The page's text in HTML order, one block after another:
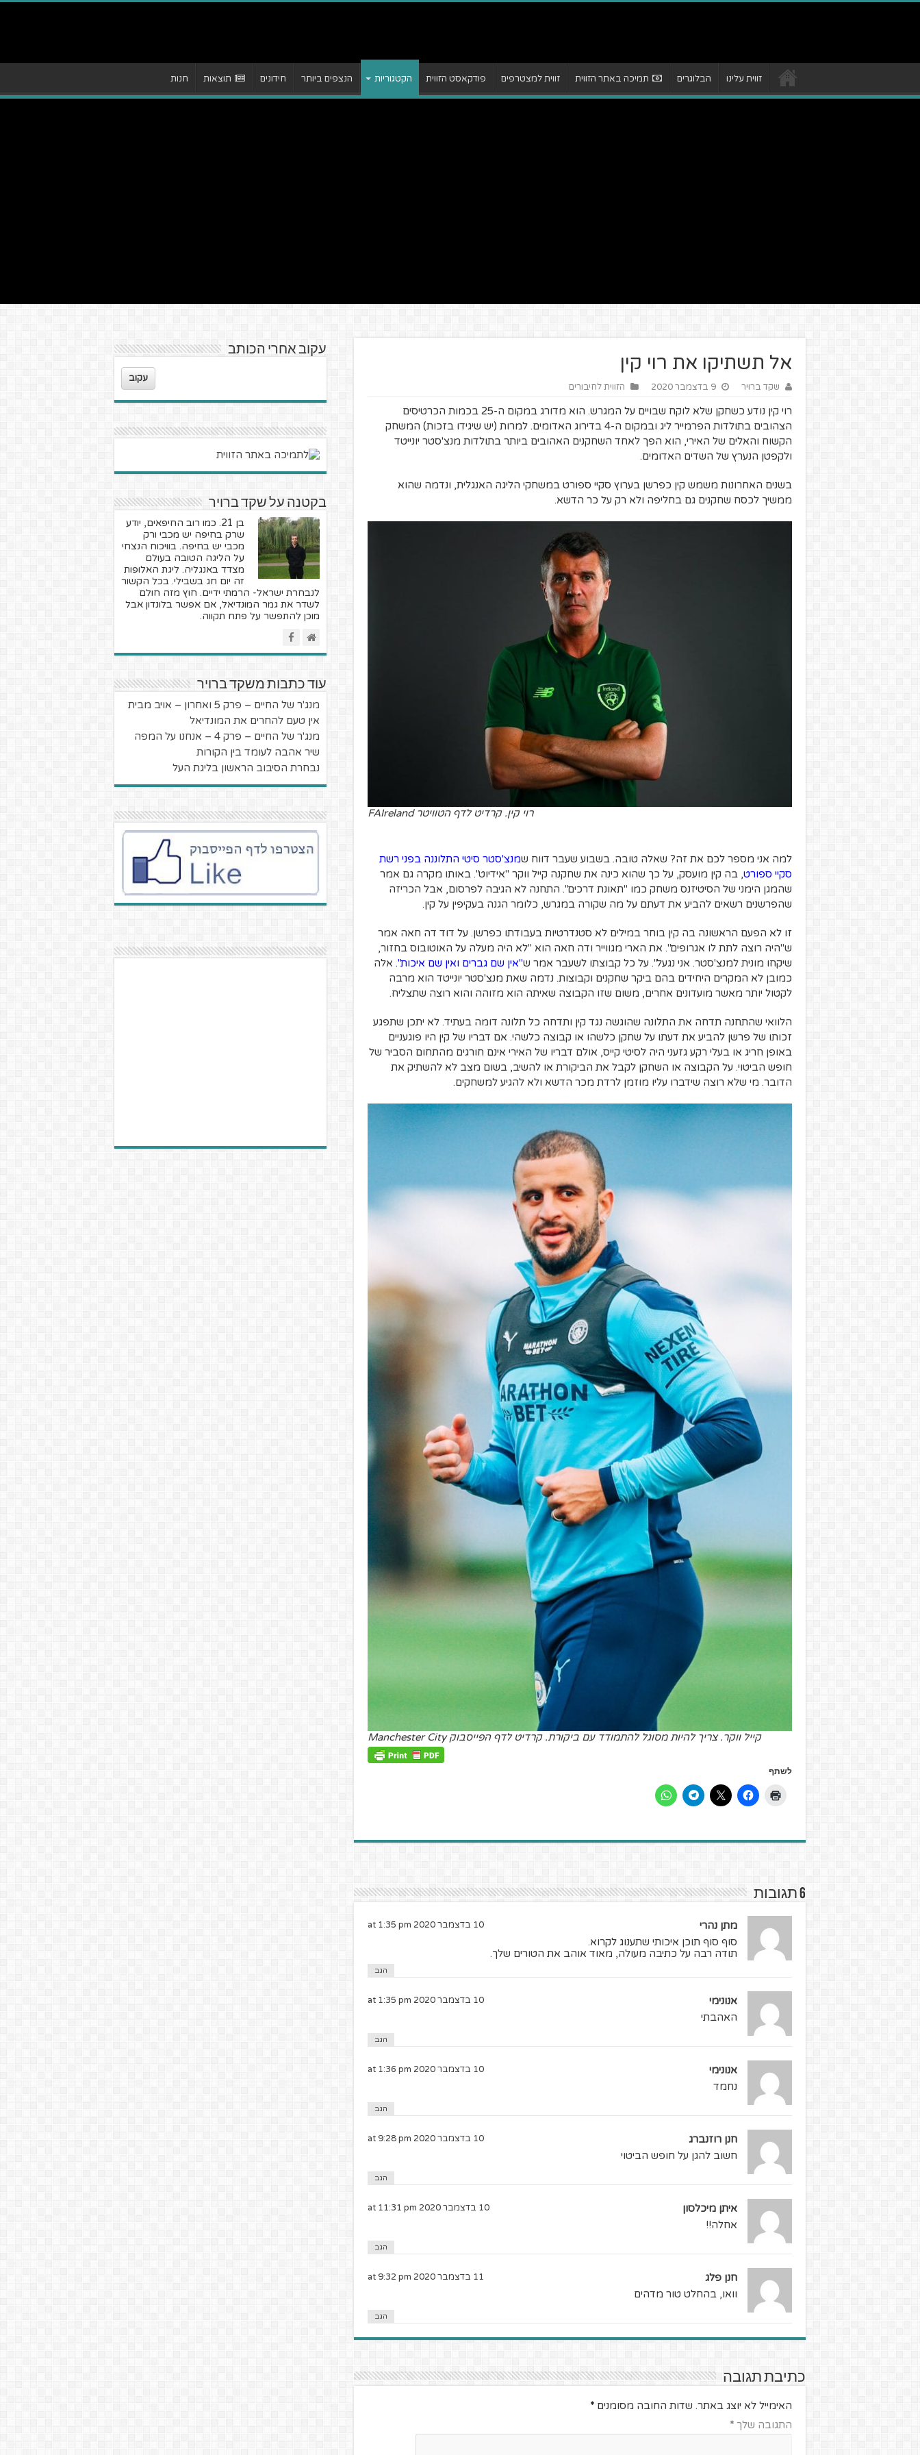
זווית עלינו הבלוגרים תמיכה באתר הזווית זווית למצטרפים פודקאסט הזווית הקטגוריות הנצפים ביותר חידונים תוצאות חנות
אל תשתיקו את רוי קין
שקד ברויר 9 בדצמבר 2020 הזווית לחיבורים
רוי קין נודע כשחקן שלא לוקח שבויים על המגרש. הוא מדורג במקום ה-25 בכמות הכרטיסים
הצהובים בתולדות הפרמייר ליג ובמקום ה-4 בדירוג האדומים. למרות (יש שיגידו בזכות) המשחק
הקשוח והאלים של האירי, הוא הפך לאחד השחקנים האהובים ביותר בתולדות מנצ'סטר יונייטד
ולקפטן הנערץ של השדים האדומים.
בשנים האחרונות משמש קין כפרשן בערוץ סקיי ספורט במשחקי הליגה האנגלית, ונדמה שהוא
ממשיך לכסח שחקנים גם בחליפה ולא רק על כר הדשא.
רוי קין. קרדיט לדף הטוויטר FAIreland
למה אני מספר לכם את זה? שאלה טובה. בשבוע שעבר דווח שמנצ'סטר סיטי התלוננה בפני רשת
סקיי ספורט, בה קין מועסק, על כך שהוא כינה את שחקנה קייל ווקר "אידיוט". באותו מקרה גם אמר
שהמגן הימני של הסיטיזנס משחק כמו "תאונת דרכים". התחנה לא הגיבה לפרסום, אבל הכריזה
שהפרשנים רשאים להביע את דעתם על מה שקורה במגרש, כלומר הגנה בעקיפין על קין.
זו לא הפעם הראשונה בה קין בוחר במילים לא סטנדרטיות בעבודתו כפרשן. על דוד דה חאה אמר
ש"היה רוצה לתת לו אגרופים". את הארי מגווייר ודה חאה הוא "לא היה מעלה על האוטובוס בחזור,
שיקחו מונית למנצ'סטר. אני נגעל". על כל קבוצתו לשעבר אמר ש"אין שם גברים ואין שם איכות". אלה
כמובן לא המקרים היחידים בהם ביקר שחקנים וקבוצות. נדמה שאת מנצ'סטר יונייטד הוא מרבה
לקטול יותר מאשר מועדונים אחרים, משום שזו הקבוצה שאיתה הוא מזוהה והוא רוצה שתצליח.
הלוואי שהתחנה תדחה את התלונה שהוגשה נגד קין ותדחה כל תלונה דומה בעתיד. לא יתכן שתפגע
זכותו של פרשן להביע את דעתו על שחקן כלשהו או קבוצה כלשהי. אם דבריו של קין היו פוגעניים
באופן חריג או בעלי רקע גזעני היה לסיטי קייס, אולם דבריו של האירי אינם חורגים מהתחום הסביר של
חופש הביטוי. על הקבוצה או השחקן לקבל את הביקורת או להשיב, בשום מצב לא להשתיק את
הדובר. מי שלא רוצה שידברו עליו מוזמן לרדת מכר הדשא ולא להגיע למשחקים.
קייל ווקר. צריך להיות מסוגל להתמודד עם ביקורת. קרדיט לדף הפייסבוק Manchester City
לשתף
6 תגובות
מתן נהרי 10 בדצמבר 2020 at 1:35 pm
סוף סוף תוכן איכותי שתענוג לקרוא.
תודה רבה על כתיבה מעולה, מאוד אוהב את הטורים שלך.
הגב
אנונימי 10 בדצמבר 2020 at 1:35 pm
האהבתי
הגב
אנונימי 10 בדצמבר 2020 at 1:36 pm
נחמד
הגב
חנן רוזנברג 10 בדצמבר 2020 at 9:28 pm
חשוב להגן על חופש הביטוי
הגב
איתן מיכלסון 10 בדצמבר 2020 at 11:31 pm
אחלה!!
הגב
חנן פלג 11 בדצמבר 2020 at 9:32 pm
וואו, בהחלט טור מדהים
הגב
כתיבת תגובה
האימייל לא יוצג באתר. שדות החובה מסומנים *
התגובה שלך *
עקוב אחרי הכותב
עקוב
בקטנה על שקד ברויר
בן 21. כמו רוב החיפאים, יודע
שרק בחיפה יש מכבי ורק
מכבי יש בחיפה. בוויכוח הנצחי
על הליגה הטובה בעולם
מצדד באנגליה. ליגת האלופות
זה יום חג בשבילי. בכל הקשור
לנבחרת ישראל- הרמתי ידיים. חוץ מזה חולם
לשדר את גמר המונדיאל, אם אפשר בלונדון אבל
מוכן להתפשר על פתח תקווה.
עוד כתבות משקד ברויר
מנג'ר של החיים – פרק 5 ואחרון – אויב מבית
אין טעם להחרים את המונדיאל
מנג'ר של החיים – פרק 4 – אנחנו על המפה
שיר אהבה לעומד בין הקורות
נבחרת הסיבוב הראשון בליגת העל